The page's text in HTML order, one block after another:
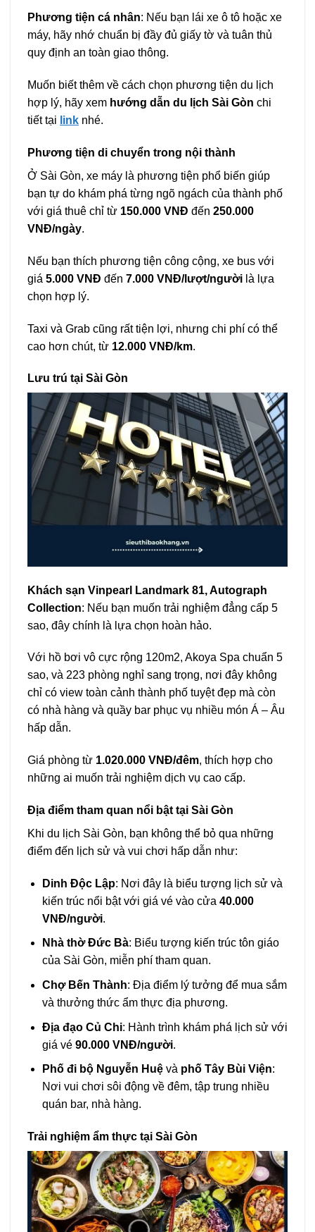
Phương tiện cá nhân: Nếu bạn lái xe ô tô hoặc xe
máy, hãy nhớ chuẩn bị đầy đủ giấy tờ và tuân thủ
quy định an toàn giao thông.
Muốn biết thêm về cách chọn phương tiện du lịch
hợp lý, hãy xem hướng dẫn du lịch Sài Gòn chi
tiết tại link nhé.
Phương tiện di chuyển trong nội thành
Ở Sài Gòn, xe máy là phương tiện phổ biến giúp
bạn tự do khám phá từng ngõ ngách của thành phố
với giá thuê chỉ từ 150.000 VNĐ đến 250.000
VNĐ/ngày.
Nếu bạn thích phương tiện công cộng, xe bus với
giá 5.000 VNĐ đến 7.000 VNĐ/lượt/người là lựa
chọn hợp lý.
Taxi và Grab cũng rất tiện lợi, nhưng chi phí có thể
cao hơn chút, từ 12.000 VNĐ/km.
Lưu trú tại Sài Gòn
Khách sạn Vinpearl Landmark 81, Autograph
Collection: Nếu bạn muốn trải nghiệm đẳng cấp 5
sao, đây chính là lựa chọn hoàn hảo.
Với hồ bơi vô cực rộng 120m2, Akoya Spa chuẩn 5
sao, và 223 phòng nghỉ sang trọng, nơi đây không
chỉ có view toàn cảnh thành phố tuyệt đẹp mà còn
có nhà hàng và quầy bar phục vụ nhiều món Á – Âu
hấp dẫn.
Giá phòng từ 1.020.000 VNĐ/đêm, thích hợp cho
những ai muốn trải nghiệm dịch vụ cao cấp.
Địa điểm tham quan nổi bật tại Sài Gòn
Khi du lịch Sài Gòn, bạn không thể bỏ qua những
điểm đến lịch sử và vui chơi hấp dẫn như:
Dinh Độc Lập: Nơi đây là biểu tượng lịch sử và
kiến trúc nổi bật với giá vé vào cửa 40.000
VNĐ/người.
Nhà thờ Đức Bà: Biểu tượng kiến trúc tôn giáo
của Sài Gòn, miễn phí tham quan.
Chợ Bến Thành: Địa điểm lý tưởng để mua sắm
và thưởng thức ẩm thực địa phương.
Địa đạo Củ Chi: Hành trình khám phá lịch sử với
giá vé 90.000 VNĐ/người.
Phố đi bộ Nguyễn Huệvà phố Tây Bùi Viện:
Nơi vui chơi sôi động về đêm, tập trung nhiều
quán bar, nhà hàng.
Trải nghiệm ẩm thực tại Sài Gòn